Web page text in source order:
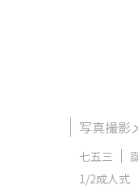
写真撮影
七五三
1/2成人式